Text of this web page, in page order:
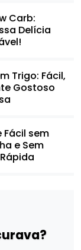
Carb:
Delícia
Trigo: Fácil,
Gostoso
Fácil sem
e Sem